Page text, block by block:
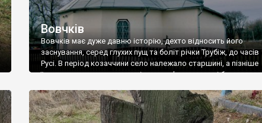
Вовчків
Вовчків має дуже давню історію, дехто відносить його
заснування, серед глухих пущ та боліт річки Трубіж, до часів
Русі. В період козаччини село належало старшині, а пізніше
їх нащадкам, але, на жаль ніяких пам’яток довга і бурхлива
уваги, є церква збудована у 90-ті роки минулого століття.
Талановита робота […]